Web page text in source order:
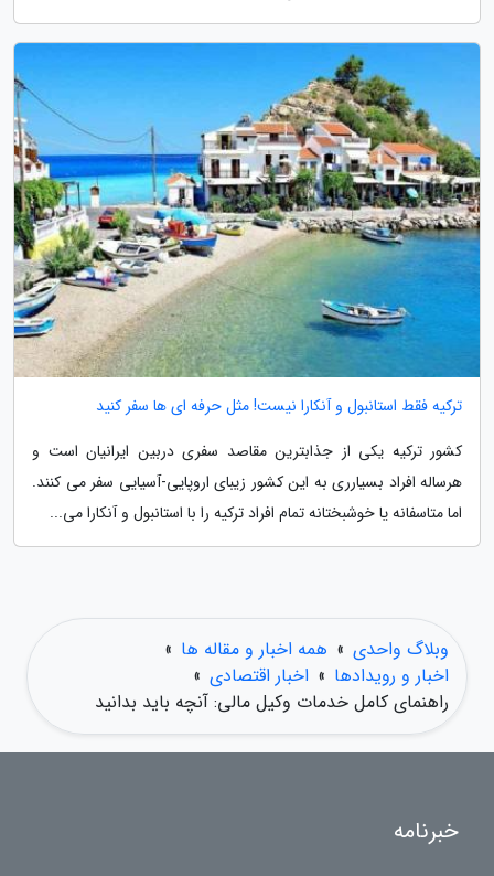
ترکیه فقط استانبول و آنکارا نیست! مثل حرفه ای ها سفر کنید
کشور ترکیه یکی از جذابترین مقاصد سفری دربین ایرانیان است و
هرساله افراد بسیارری به این کشور زیبای اروپایی-آسیایی سفر می کنند.
اما متاسفانه یا خوشبختانه تمام افراد ترکیه را با استانبول و آنکارا می...
وبلاگ واحدی » همه اخبار و مقاله ها »
اخبار و رویدادها » اخبار اقتصادی »
راهنمای کامل خدمات وکیل مالی: آنچه باید بدانید
خبرنامه